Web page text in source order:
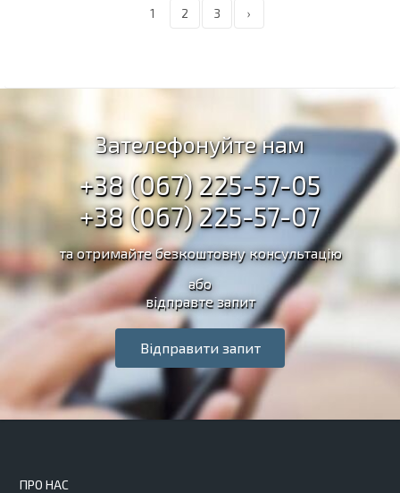
1 2 3 ›
Зателефонуйте нам
+38 (067) 225-57-05
+38 (067) 225-57-07
та отримайте безкоштовну консультацію
або
відправте запит
Відправити запит
ПРО НАС